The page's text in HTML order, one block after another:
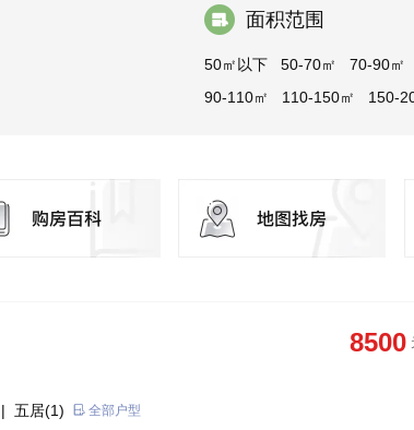
面积范围
50㎡以下 50-70㎡
70-90㎡
90-110㎡
110-150㎡
150-
8500
| 五居(1) 全部户型